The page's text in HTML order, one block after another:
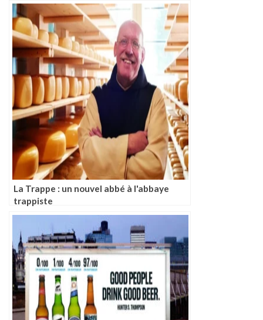
La Trappe : un nouvel abbé à l'abbaye
trappiste